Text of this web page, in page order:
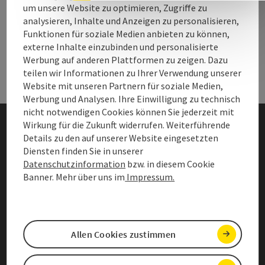
Andere Webseiten
Service
Presse & Bilder
Impressum
Cookies anpassen
um unsere Website zu optimieren, Zugriffe zu
analysieren, Inhalte und Anzeigen zu personalisieren,
Funktionen für soziale Medien anbieten zu können,
externe Inhalte einzubinden und personalisierte
Werbung auf anderen Plattformen zu zeigen. Dazu
teilen wir Informationen zu Ihrer Verwendung unserer
Website mit unseren Partnern für soziale Medien,
Werbung und Analysen. Ihre Einwilligung zu technisch
nicht notwendigen Cookies können Sie jederzeit mit
Wirkung für die Zukunft widerrufen. Weiterführende
Details zu den auf unserer Website eingesetzten
Diensten finden Sie in unserer
Datenschutzinformation bzw. in diesem Cookie
Banner. Mehr über uns im Impressum.
Allen Cookies zustimmen